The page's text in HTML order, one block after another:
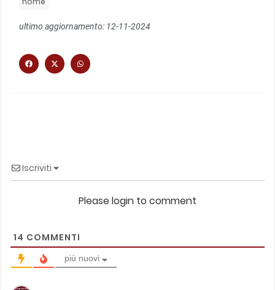
ultimo aggiornamento: 12-11-2024
Iscriviti
Please login to comment
14 COMMENTI
più nuovi